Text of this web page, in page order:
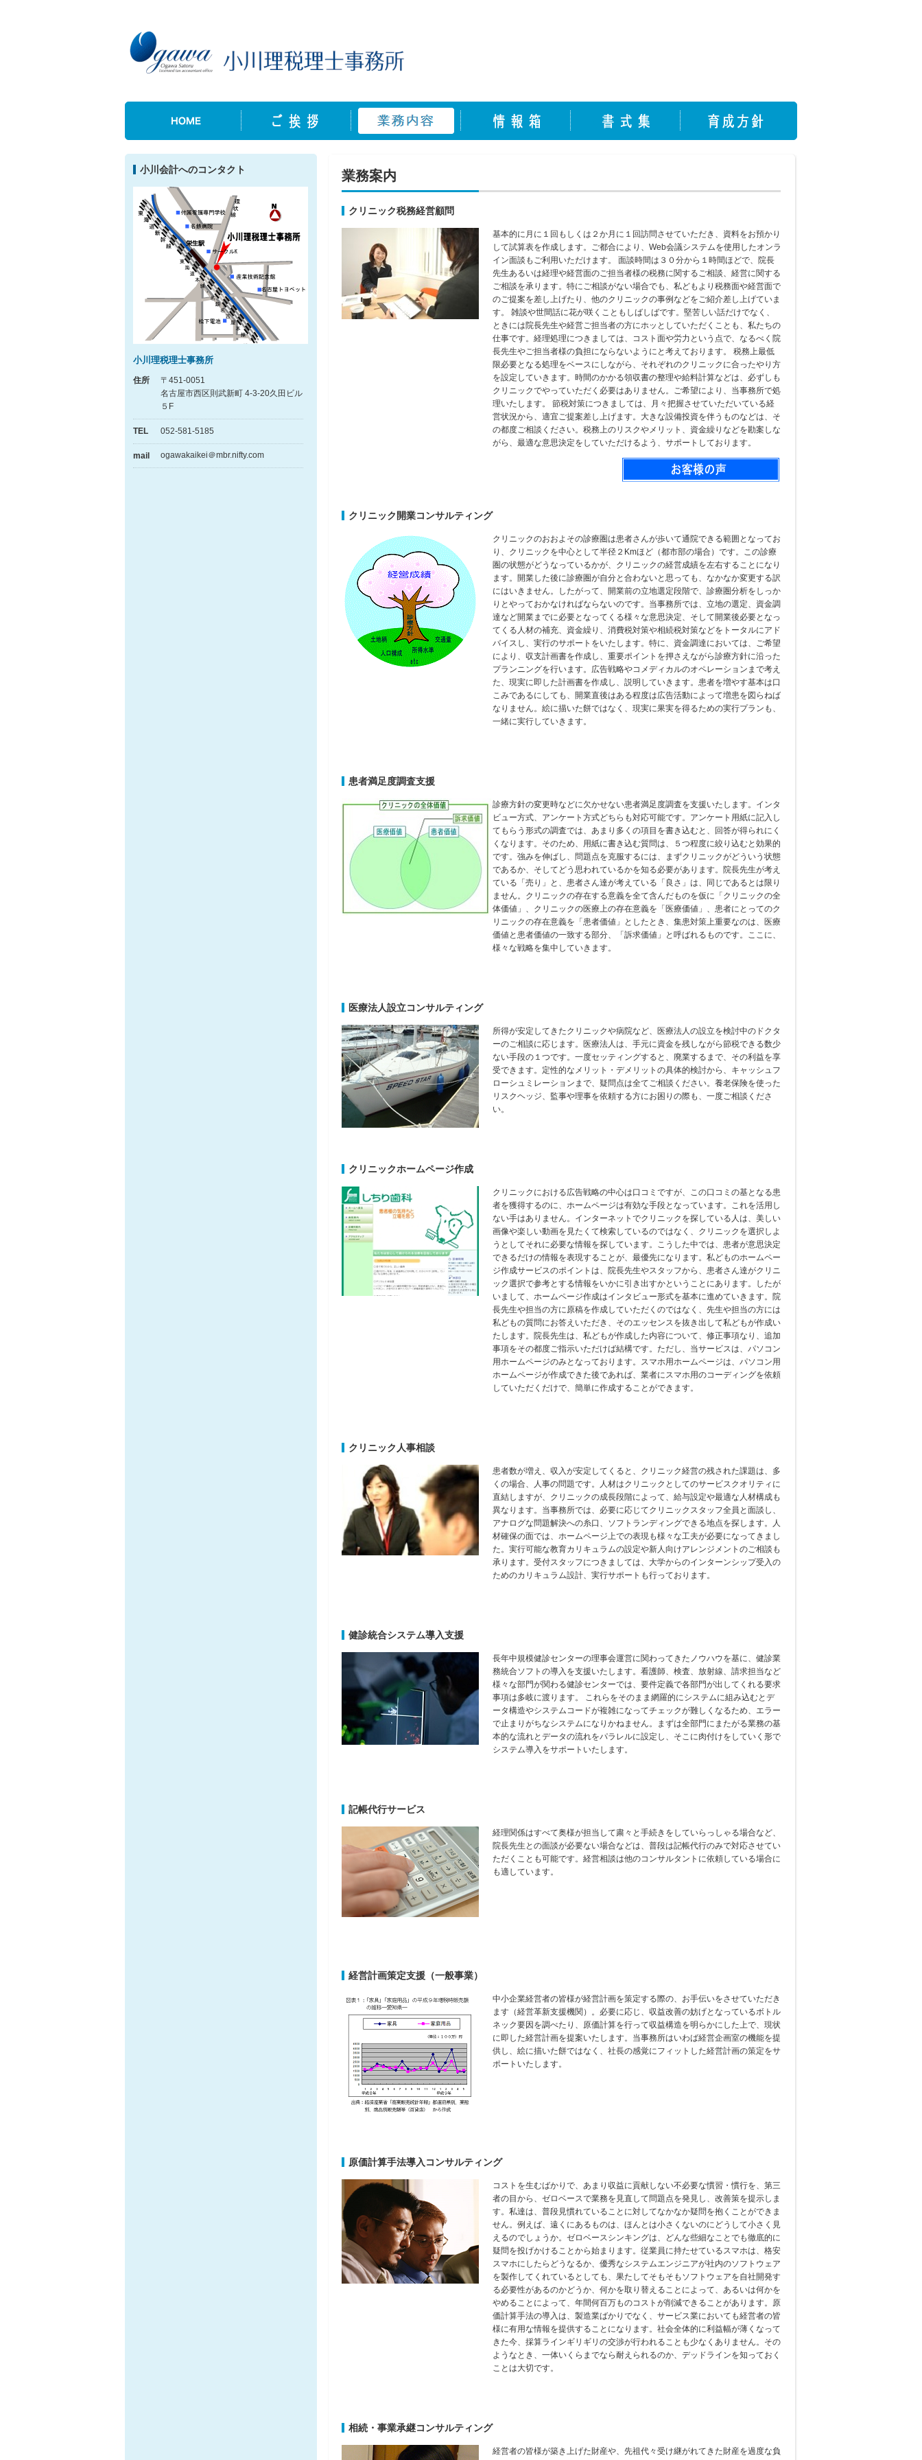
小川会計へのコンタクト
小川理税理士事務所
住所
〒451-0051
名古屋市西区則武新町 4-3-20久田ビル
５F
TEL 052-581-5185
mail ogawakaikei＠mbr.nifty.com
業務案内
クリニック税務経営顧問
基本的に月に１回もしくは２か月に１回訪問させていただき、資料をお預かり
して試算表を作成します。ご都合により、Web会議システムを使用したオンラ
イン面談もご利用いただけます。 面談時間は３０分から１時間ほどで、院長
先生あるいは経理や経営面のご担当者様の税務に関するご相談、経営に関する
ご相談を承ります。特にご相談がない場合でも、私どもより税務面や経営面で
のご提案を差し上げたり、他のクリニックの事例などをご紹介差し上げていま
す。 雑談や世間話に花が咲くこともしばしばです。堅苦しい話だけでなく、
ときには院長先生や経営ご担当者の方にホッとしていただくことも、私たちの
仕事です。経理処理につきましては、コスト面や労力という点で、なるべく院
長先生やご担当者様の負担にならないようにと考えております。 税務上最低
限必要となる処理をベースにしながら、それぞれのクリニックに合ったやり方
を設定していきます。時間のかかる領収書の整理や給料計算などは、必ずしも
クリニックでやっていただく必要はありません。ご希望により、当事務所で処
理いたします。 節税対策につきましては、月々把握させていただいている経
営状況から、適宜ご提案差し上げます。大きな設備投資を伴うものなどは、そ
の都度ご相談ください。税務上のリスクやメリット、資金繰りなどを勘案しな
がら、最適な意思決定をしていただけるよう、サポートしております。
クリニック開業コンサルティング
クリニックのおおよその診療圏は患者さんが歩いて通院できる範囲となってお
り、クリニックを中心として半径２Kmほど（都市部の場合）です。この診療
圏の状態がどうなっているかが、クリニックの経営成績を左右することになり
ます。開業した後に診療圏が自分と合わないと思っても、なかなか変更する訳
にはいきません。したがって、開業前の立地選定段階で、診療圏分析をしっか
りとやっておかなければならないのです。当事務所では、立地の選定、資金調
達など開業までに必要となってくる様々な意思決定、そして開業後必要となっ
てくる人材の補充、資金繰り、消費税対策や相続税対策などをトータルにアド
バイスし、実行のサポートをいたします。特に、資金調達においては、ご希望
により、収支計画書を作成し、重要ポイントを押さえながら診療方針に沿った
プランニングを行います。広告戦略やコメディカルのオペレーションまで考え
た、現実に即した計画書を作成し、説明していきます。患者を増やす基本は口
こみであるにしても、開業直後はある程度は広告活動によって増患を図らねば
なりません。絵に描いた餅ではなく、現実に果実を得るための実行プランも、
一緒に実行していきます。
患者満足度調査支援
診療方針の変更時などに欠かせない患者満足度調査を支援いたします。インタ
ビュー方式、アンケート方式どちらも対応可能です。アンケート用紙に記入し
てもらう形式の調査では、あまり多くの項目を書き込むと、回答が得られにく
くなります。そのため、用紙に書き込む質問は、５つ程度に絞り込むと効果的
です。強みを伸ばし、問題点を克服するには、まずクリニックがどういう状態
であるか、そしてどう思われているかを知る必要があります。院長先生が考え
ている「売り」と、患者さん達が考えている「良さ」は、同じであるとは限り
ません。クリニックの存在する意義を全て含んだものを仮に「クリニックの全
体価値」、クリニックの医療上の存在意義を「医療価値」、患者にとってのク
リニックの存在意義を「患者価値」としたとき、集患対策上重要なのは、医療
価値と患者価値の一致する部分、「訴求価値」と呼ばれるものです。ここに、
様々な戦略を集中していきます。
医療法人設立コンサルティング
所得が安定してきたクリニックや病院など、医療法人の設立を検討中のドクタ
ーのご相談に応じます。医療法人は、手元に資金を残しながら節税できる数少
ない手段の１つです。一度セッティングすると、廃業するまで、その利益を享
受できます。定性的なメリット・デメリットの具体的検討から、キャッシュフ
ローシュミレーションまで、疑問点は全てご相談ください。養老保険を使った
リスクヘッジ、監事や理事を依頼する方にお困りの際も、一度ご相談くださ
い。
クリニックホームページ作成
クリニックにおける広告戦略の中心は口コミですが、この口コミの基となる患
者を獲得するのに、ホームページは有効な手段となっています。これを活用し
ない手はありません。インターネットでクリニックを探している人は、美しい
画像や楽しい動画を見たくて検索しているのではなく、クリニックを選択しよ
うとしてそれに必要な情報を探しています。こうした中では、患者が意思決定
できるだけの情報を表現することが、最優先になります。私どものホームペー
ジ作成サービスのポイントは、院長先生やスタッフから、患者さん達がクリニ
ック選択で参考とする情報をいかに引き出すかということにあります。したが
いまして、ホームページ作成はインタビュー形式を基本に進めていきます。院
長先生や担当の方に原稿を作成していただくのではなく、先生や担当の方には
私どもの質問にお答えいただき、そのエッセンスを抜き出して私どもが作成い
たします。院長先生は、私どもが作成した内容について、修正事項なり、追加
事項をその都度ご指示いただけば結構です。ただし、当サービスは、パソコン
用ホームページのみとなっております。スマホ用ホームページは、パソコン用
ホームページが作成できた後であれば、業者にスマホ用のコーディングを依頼
していただくだけで、簡単に作成することができます。
クリニック人事相談
患者数が増え、収入が安定してくると、クリニック経営の残された課題は、多
くの場合、人事の問題です。人材はクリニックとしてのサービスクオリティに
直結しますが、クリニックの成長段階によって、給与設定や最適な人材構成も
異なります。当事務所では、必要に応じてクリニックスタッフ全員と面談し、
アナログな問題解決への糸口、ソフトランディングできる地点を探します。人
材確保の面では、ホームページ上での表現も様々な工夫が必要になってきまし
た。実行可能な教育カリキュラムの設定や新人向けアレンジメントのご相談も
承ります。受付スタッフにつきましては、大学からのインターンシップ受入の
ためのカリキュラム設計、実行サポートも行っております。
健診統合システム導入支援
長年中規模健診センターの理事会運営に関わってきたノウハウを基に、健診業
務統合ソフトの導入を支援いたします。看護師、検査、放射線、請求担当など
様々な部門が関わる健診センターでは、要件定義で各部門が出してくれる要求
事項は多岐に渡ります。 これらをそのまま網羅的にシステムに組み込むとデ
ータ構造やシステムコードが複雑になってチェックが難しくなるため、エラー
で止まりがちなシステムになりかねません。まずは全部門にまたがる業務の基
本的な流れとデータの流れをパラレルに設定し、そこに肉付けをしていく形で
システム導入をサポートいたします。
記帳代行サービス
経理関係はすべて奥様が担当して粛々と手続きをしていらっしゃる場合など、
院長先生との面談が必要ない場合などは、普段は記帳代行のみで対応させてい
ただくことも可能です。経営相談は他のコンサルタントに依頼している場合に
も適しています。
経営計画策定支援（一般事業）
中小企業経営者の皆様が経営計画を策定する際の、お手伝いをさせていただき
ます（経営革新支援機関）。必要に応じ、収益改善の妨げとなっているボトル
ネック要因を調べたり、原価計算を行って収益構造を明らかにした上で、現状
に即した経営計画を提案いたします。当事務所はいわば経営企画室の機能を提
供し、絵に描いた餅ではなく、社長の感覚にフィットした経営計画の策定をサ
ポートいたします。
原価計算手法導入コンサルティング
コストを生むばかりで、あまり収益に貢献しない不必要な慣習・慣行を、第三
者の目から、ゼロベースで業務を見直して問題点を発見し、改善策を提示しま
す。私達は、普段見慣れていることに対してなかなか疑問を抱くことができま
せん。例えば、遠くにあるものは、ほんとは小さくないのにどうして小さく見
えるのでしょうか。ゼロベースシンキングは、どんな些細なことでも徹底的に
疑問を投げかけることから始まります。従業員に持たせているスマホは、格安
スマホにしたらどうなるか、優秀なシステムエンジニアが社内のソフトウェア
を製作してくれているとしても、果たしてそもそもソフトウェアを自社開発す
る必要性があるのかどうか、何かを取り替えることによって、あるいは何かを
やめることによって、年間何百万ものコストが削減できることがあります。原
価計算手法の導入は、製造業ばかりでなく、サービス業においても経営者の皆
様に有用な情報を提供することになります。社会全体的に利益幅が薄くなって
きた今、採算ラインギリギリの交渉が行われることも少なくありません。その
ようなとき、一体いくらまでなら耐えられるのか、デッドラインを知っておく
ことは大切です。
相続・事業承継コンサルティング
経営者の皆様が築き上げた財産や、先祖代々受け継がれてきた財産を過度な負